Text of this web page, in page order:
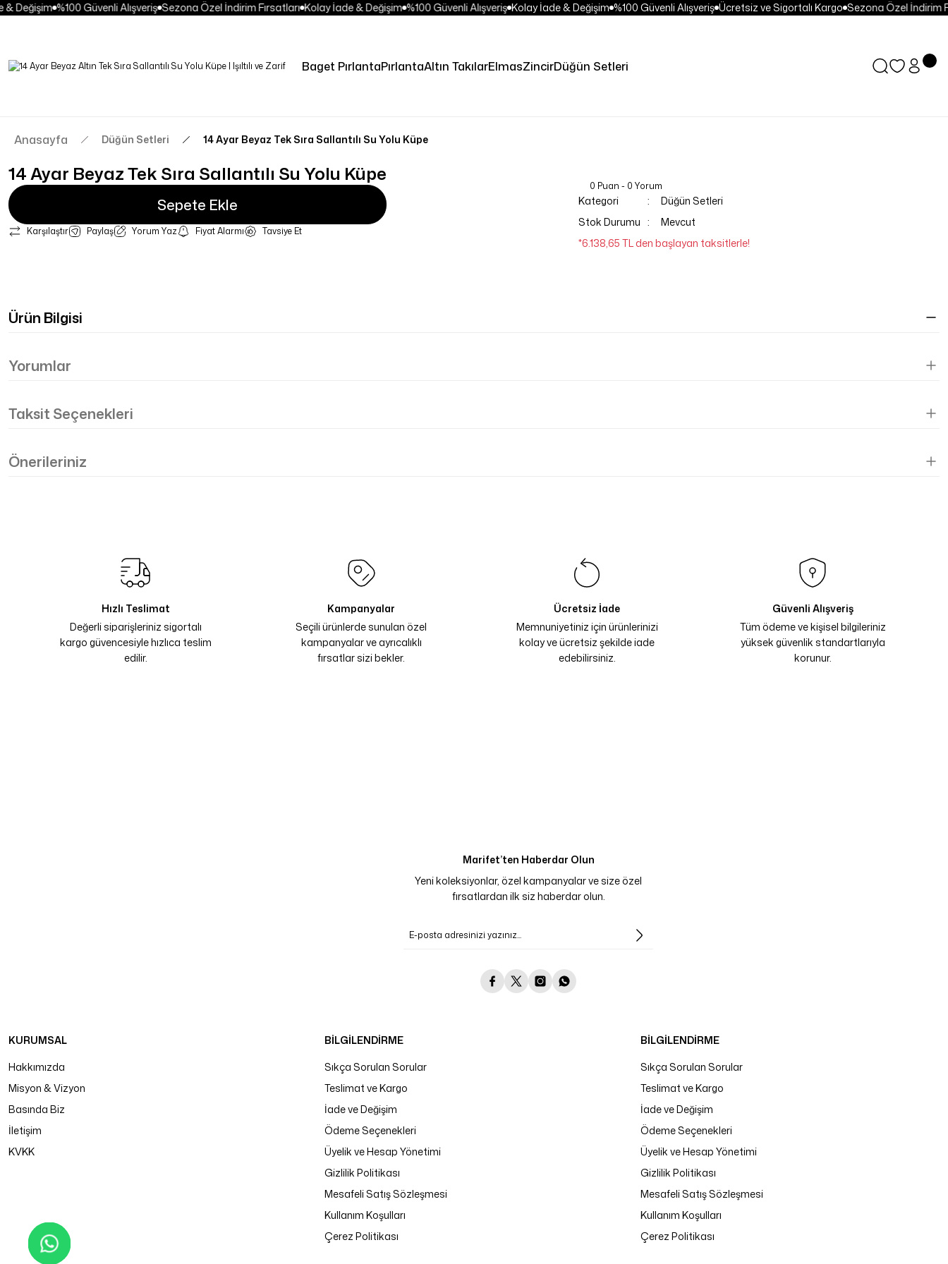
Değişim %100 Güvenli Alışveriş Sezona Özel İndirim Fırsatları Kolay İade & Değişim %100 Güvenli Alışveriş Kolay İade & Değişim %100 Güvenli Alışveriş Ücretsiz ve Sigortalı Kargo Sezona Özel İndirim
Baget PırlantaPırlantaAltın TakılarElmasZincirDüğün Setleri
Anasayfa Düğün Setleri 14 Ayar Beyaz Tek Sıra Sallantılı Su Yolu Küpe
14 Ayar Beyaz Tek Sıra Sallantılı Su Yolu Küpe
Sepete Ekle
Karşılaştır Paylaş Yorum Yaz Fiyat Alarmı Tavsiye Et
0 Puan - 0 Yorum
Kategori
Düğün Setleri
Stok Durumu
Mevcut
*6.138,65 TL den başlayan taksitlerle!
Ürün Bilgisi
Yorumlar
Taksit Seçenekleri
Önerileriniz
Hızlı Teslimat
Değerli siparişleriniz sigortalı
kargo güvencesiyle hızlıca teslim
edilir.
Kampanyalar
Seçili ürünlerde sunulan özel
kampanyalar ve ayrıcalıklı
fırsatlar sizi bekler.
Ücretsiz İade
Memnuniyetiniz için ürünlerinizi
kolay ve ücretsiz şekilde iade
edebilirsiniz.
Güvenli Alışveriş
Tüm ödeme ve kişisel bilgileriniz
yüksek güvenlik standartlarıyla
korunur.
Marifet’ten Haberdar Olun
Yeni koleksiyonlar, özel kampanyalar ve size özel
fırsatlardan ilk siz haberdar olun.
KURUMSAL
Hakkımızda
Misyon & Vizyon
Basında Biz
İletişim
KVKK
BİLGİLENDİRME
Sıkça Sorulan Sorular
Teslimat ve Kargo
İade ve Değişim
Ödeme Seçenekleri
Üyelik ve Hesap Yönetimi
Gizlilik Politikası
Mesafeli Satış Sözleşmesi
Kullanım Koşulları
Çerez Politikası
BİLGİLENDİRME
Sıkça Sorulan Sorular
Teslimat ve Kargo
İade ve Değişim
Ödeme Seçenekleri
Üyelik ve Hesap Yönetimi
Gizlilik Politikası
Mesafeli Satış Sözleşmesi
Kullanım Koşulları
Çerez Politikası